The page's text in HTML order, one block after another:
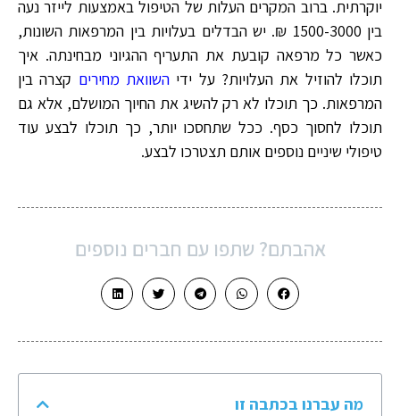
יוקרתית. ברוב המקרים העלות של הטיפול באמצעות לייזר נעה
בין 1500-3000 ₪. יש הבדלים בעלויות בין המרפאות השונות,
כאשר כל מרפאה קובעת את התעריף ההגיוני מבחינתה. איך
תוכלו להוזיל את העלויות? על ידי השוואת מחירים קצרה בין
המרפאות. כך תוכלו לא רק להשיג את החיוך המושלם, אלא גם
תוכלו לחסוך כסף. ככל שתחסכו יותר, כך תוכלו לבצע עוד
טיפולי שיניים נוספים אותם תצטרכו לבצע.
אהבתם? שתפו עם חברים נוספים
מה עברנו בכתבה זו